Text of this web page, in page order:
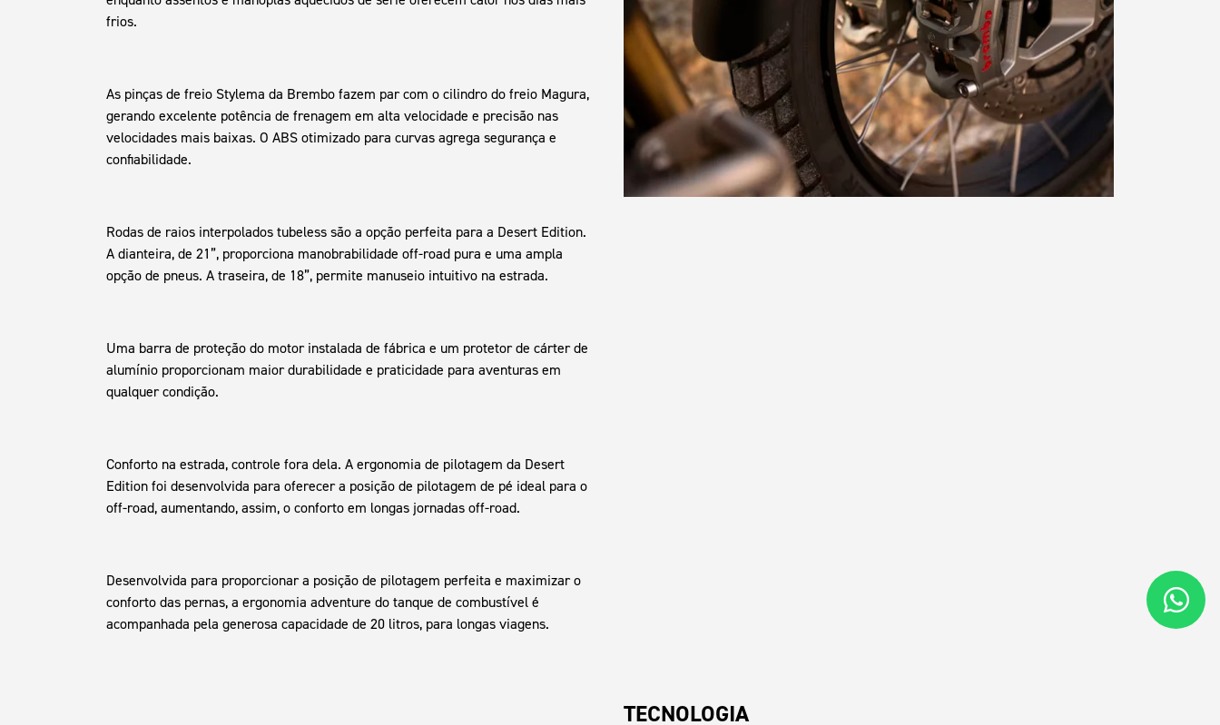
frios.
As pinças de freio Stylema da Brembo fazem par com o cilindro do freio Magura,
gerando excelente potência de frenagem em alta velocidade e precisão nas
velocidades mais baixas. O ABS otimizado para curvas agrega segurança e
confiabilidade.
Rodas de raios interpolados tubeless são a opção perfeita para a Desert Edition.
A dianteira, de 21”, proporciona manobrabilidade off-road pura e uma ampla
opção de pneus. A traseira, de 18”, permite manuseio intuitivo na estrada.
Uma barra de proteção do motor instalada de fábrica e um protetor de cárter de
alumínio proporcionam maior durabilidade e praticidade para aventuras em
qualquer condição.
Conforto na estrada, controle fora dela. A ergonomia de pilotagem da Desert
Edition foi desenvolvida para oferecer a posição de pilotagem de pé ideal para o
off-road, aumentando, assim, o conforto em longas jornadas off-road.
Desenvolvida para proporcionar a posição de pilotagem perfeita e maximizar o
conforto das pernas, a ergonomia adventure do tanque de combustível é
acompanhada pela generosa capacidade de 20 litros, para longas viagens.
TECNOLOGIA